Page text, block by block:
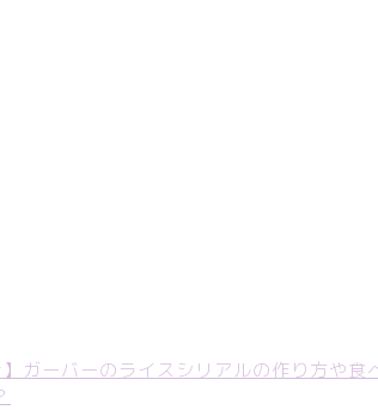
ガーバーのライスシリアルの作り方や食